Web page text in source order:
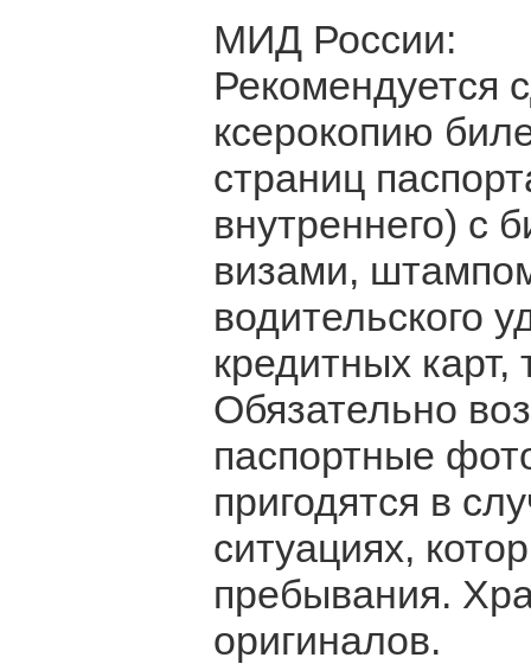
МИД России:
Рекомендуется
ксерокопию
страниц
внутреннего) с
визами,
водительского
кредитных
Обязательно
паспортные
пригодятся в
ситуациях,
пребывания.
оригиналов.